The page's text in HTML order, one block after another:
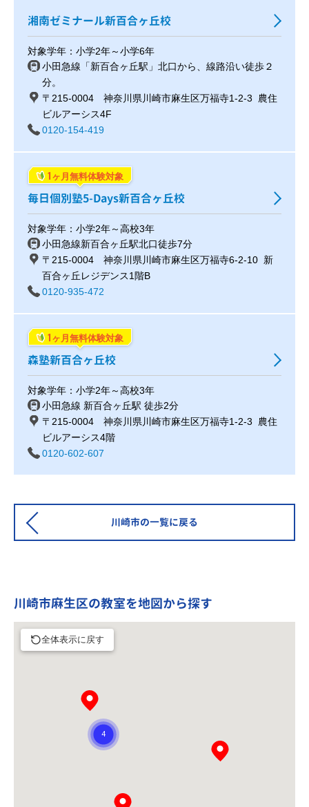
湘南ゼミナール新百合ヶ丘校
対象学年：小学2年～小学6年
小田急線「新百合ヶ丘駅」北口から、線路沿い徒歩２
分。
〒215-0004 神奈川県川崎市麻生区万福寺1-2-3 農住
ビルアーシス4F
0120-154-419
1 ヶ月無料体験対象
毎日個別塾5-Days新百合ヶ丘校
対象学年：小学2年～高校3年
小田急線新百合ヶ丘駅北口徒歩7分
〒215-0004 神奈川県川崎市麻生区万福寺6-2-10 新
百合ヶ丘レジデンス1階B
0120-935-472
1 ヶ月無料体験対象
森塾新百合ヶ丘校
対象学年：小学2年～高校3年
小田急線 新百合ヶ丘駅 徒歩2分
〒215-0004 神奈川県川崎市麻生区万福寺1-2-3 農住
ビルアーシス4階
0120-602-607
川崎市の一覧に戻る
川崎市麻生区の教室を地図から探す
全体表示に戻す